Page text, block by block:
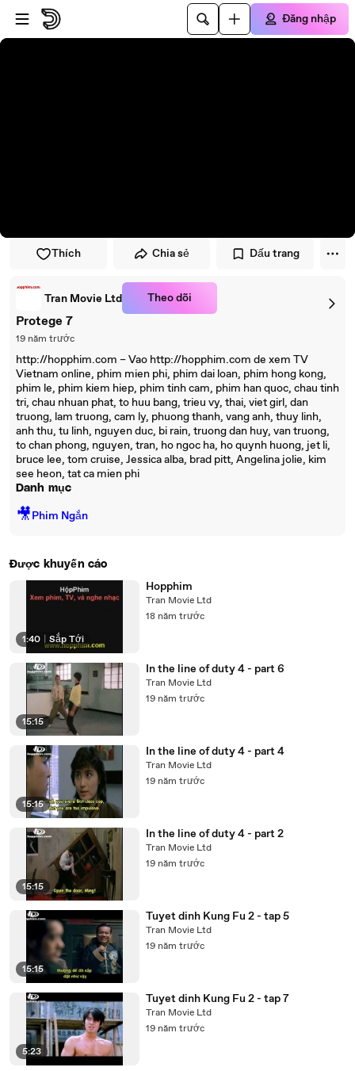
Đi đến trình phát
Đi đến nội dung chính
Đăng nhập
Thích Chia sẻ Dấu trang
Tran Movie Ltd Theo dõi
Protege 7
19 năm trước
http://hopphim.com – Vao http://hopphim.com de xem TV
Vietnam online, phim mien phi, phim dai loan, phim hong kong,
phim le, phim kiem hiep, phim tinh cam, phim han quoc, chau tinh
tri, chau nhuan phat, to huu bang, trieu vy, thai, viet girl, dan
truong, lam truong, cam ly, phuong thanh, vang anh, thuy linh,
anh thu, tu linh, nguyen duc, bi rain, truong dan huy, van truong,
to chan phong, nguyen, tran, ho ngoc ha, ho quynh huong, jet li,
bruce lee, tom cruise, Jessica alba, brad pitt, Angelina jolie, kim
see heon, tat ca mien phi
Danh mục
🎥Phim Ngắn
Được khuyến cáo
1:40 Sắp Tới
Hopphim
Tran Movie Ltd
18 năm trước
15:15
In the line of duty 4 - part 6
Tran Movie Ltd
19 năm trước
15:15
In the line of duty 4 - part 4
Tran Movie Ltd
19 năm trước
15:15
In the line of duty 4 - part 2
Tran Movie Ltd
19 năm trước
15:15
Tuyet dinh Kung Fu 2 - tap 5
Tran Movie Ltd
19 năm trước
5:23
Tuyet dinh Kung Fu 2 - tap 7
Tran Movie Ltd
19 năm trước